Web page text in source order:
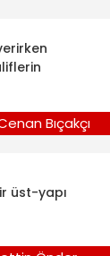
Bıçakçı
üst-yapı